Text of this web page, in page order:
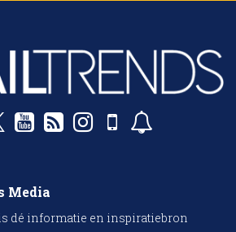
Media
dé informatie en inspiratiebron